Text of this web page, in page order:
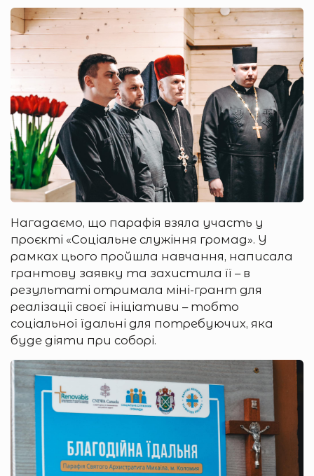
Нагадаємо, що парафія взяла участь у
проєкті «Соціальне служіння громад». У
рамках цього пройшла навчання, написала
грантову заявку та захистила її – в
результаті отримала міні-грант для
реалізації своєї ініціативи – тобто
соціальної їдальні для потребуючих, яка
буде діяти при соборі.